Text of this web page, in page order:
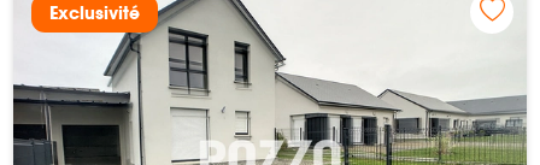
Exclusivité